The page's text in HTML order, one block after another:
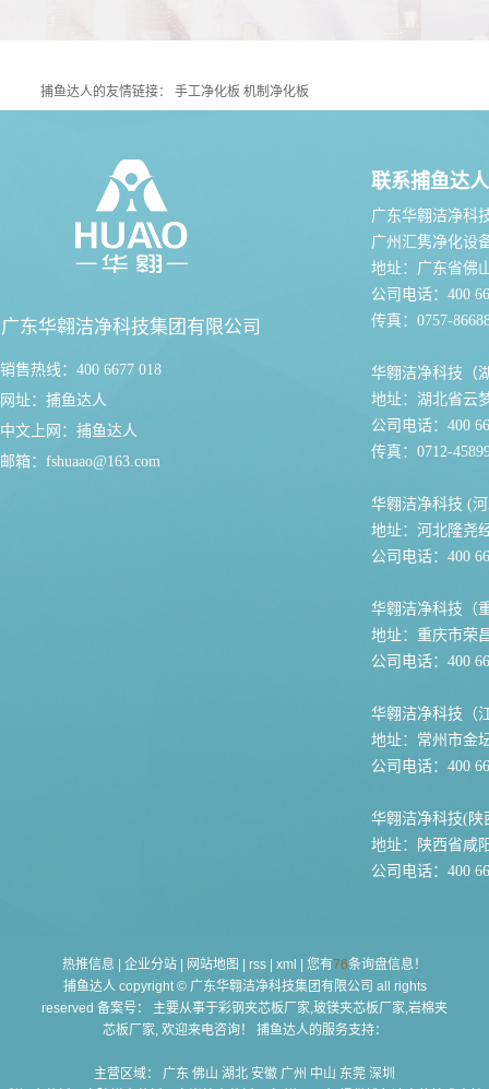
捕鱼达人的友情链接：手工净化板机制净化板
广东华翱洁净科技集团有限公司
销售热线：400 6677 018
网址： 捕鱼达人
中文上网： 捕鱼达人
邮箱： fshuaao@163.com
联系捕鱼达人
广东华翱洁净科
广州汇隽净化设
地址：广东省佛
公司电话：400
传真：0757-
华翱洁净科技（
地址：湖北省云
公司电话：400
传真：0712-
华翱洁净科技 (
地址：河北隆尧
公司电话：400
华翱洁净科技（
地址：重庆市荣
公司电话：400
华翱洁净科技（
地址：常州市金
公司电话：400
华翱洁净科技(陕
地址：陕西省咸
公司电话：400
热推信息 企业分站 网站地图 rss xml 您有76条询盘信息！
捕鱼达人 copyright © 广东华翱洁净科技集团有限公司 all rights
reserved 备案号： 主要从事于彩钢夹芯板厂家,玻镁夹芯板厂家,岩棉夹
芯板厂家, 欢迎来电咨询！ 捕鱼达人的服务支持：
主营区域： 广东 佛山 湖北 安徽 广州 中山 东莞 深圳